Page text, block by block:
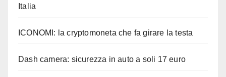
Italia
ICONOMI: la cryptomoneta che fa girare la testa
Dash camera: sicurezza in auto a soli 17 euro